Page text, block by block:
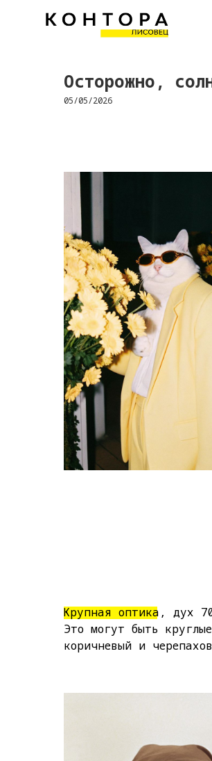
Осторожно,
05/05/2026
Крупная оптика, дух
Это могут быть
коричневый и